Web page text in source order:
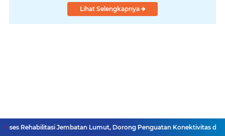
Lihat Selengkapnya
Jembatan Lumut, Dorong Penguatan Konektivitas di Aceh Pasien